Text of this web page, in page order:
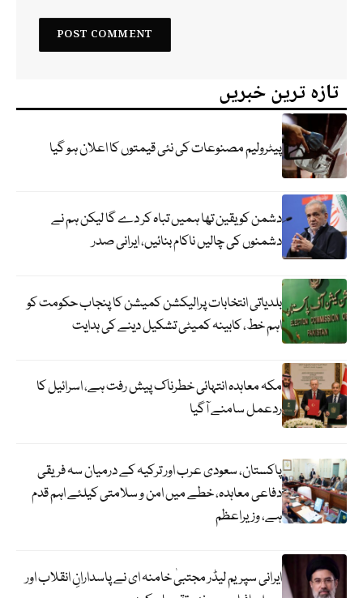
تازہ ترین خبریں
پیٹرولیم مصنوعات کی نئی قیمتوں کا اعلان ہو گیا
دشمن کو یقین تھا ہمیں تباہ کر دے گا لیکن ہم نے
دشمنوں کی چالیں ناکام بنائیں، ایرانی صدر
بلدیاتی انتخابات پرالیکشن کمیشن کا پنجاب حکومت کو
اہم خط، کابینہ کمیٹی تشکیل دینے کی ہدایت
مکہ معاہدہ انتہائی خطرناک پیش رفت ہے، اسرائیل کا
ردعمل سامنے آگیا
پاکستان، سعودی عرب اور ترکیہ کے درمیان سہ فریقی
دفاعی معاہدہ، خطے میں امن و سلامتی کیلئے اہم قدم
ہے، وزیراعظم
ایرانی سپریم لیڈر مجتبیٰ خامنہ ای نے پاسدارانِ انقلاب اور